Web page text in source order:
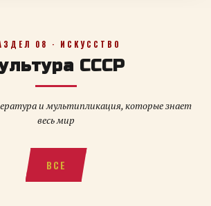
08 · ИСКУССТВО
СССР
и мультипликация, которые знает
весь мир
ВСЕ